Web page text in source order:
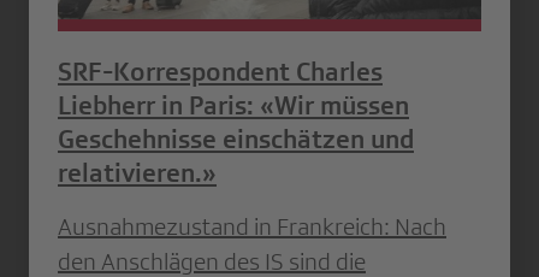
SRF-Korrespondent Charles
Liebherr in Paris: «Wir müssen
Geschehnisse einschätzen und
relativieren.»
Ausnahmezustand in Frankreich: Nach
den Anschlägen des IS sind die